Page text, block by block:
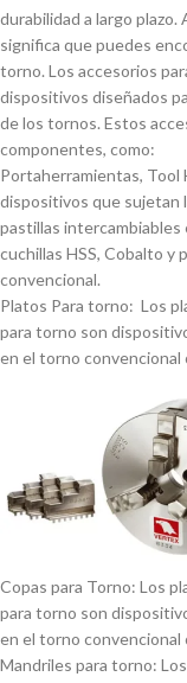
durabilidad a largo
significa que puedes
torno. Los accesorios
dispositivos diseñados
de los tornos. Estos
componentes, como:
Portaherramientas,
dispositivos que sujetan
pastillas intercambiables
cuchillas HSS, Cobalto y
convencional.
Platos Para torno: Los
para torno son
en el torno
Copas para Torno: Los
para torno son
en el torno
Mandriles para torno: